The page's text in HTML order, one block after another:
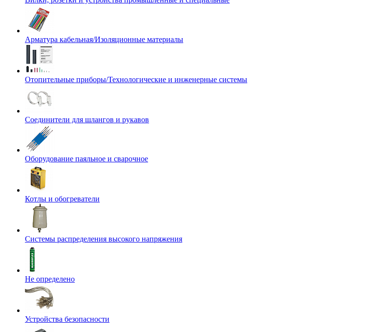
Арматура кабельная/Изоляционные материалы
Отопительные приборы/Технологические и инженерные системы
Соединители для шлангов и рукавов
Оборудование паяльное и сварочное
Котлы и обогреватели
Системы распределения высокого напряжения
Не определено
Устройства безопасности